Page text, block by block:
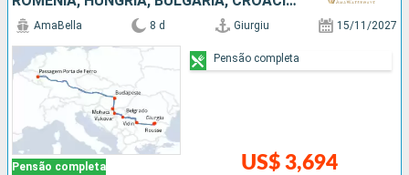
Pensão completa
AmaBella 8 d Giurgiu 15/11/2027
US$ 3,694
Pensão completa